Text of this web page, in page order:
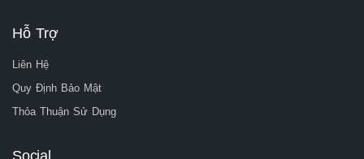
Hỗ Trợ
Liên Hệ
Quy Định Bảo Mật
Thỏa Thuận Sử Dụng